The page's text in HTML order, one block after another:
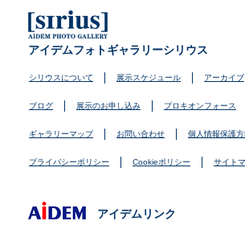
アイデムフォトギャラリーシリウス
シリウスについて 展示スケジュール アーカイブ
ブログ 展示のお申し込み プロキオンフォース
ギャラリーマップ お問い合わせ 個人情報保護
プライバシーポリシー Cookieポリシー サイト
アイデムリンク